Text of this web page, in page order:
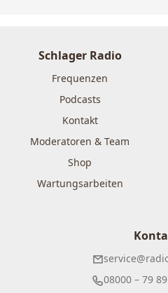
Schlager Radio
Frequenzen
Podcasts
Kontakt
Moderatoren & Team
Shop
Wartungsarbeiten
08000 – 79